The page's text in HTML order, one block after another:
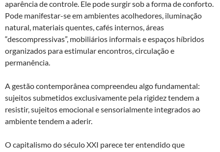
aparência de controle. Ele pode surgir sob a forma de conforto.
Pode manifestar-se em ambientes acolhedores, iluminação
natural, materiais quentes, cafés internos, áreas
“descompressivas”, mobiliários informais e espaços híbridos
organizados para estimular encontros, circulação e
permanência.
A gestão contemporânea compreendeu algo fundamental:
sujeitos submetidos exclusivamente pela rigidez tendem a
resistir, sujeitos emocional e sensorialmente integrados ao
ambiente tendem a aderir.
O capitalismo do século XXI parece ter entendido que